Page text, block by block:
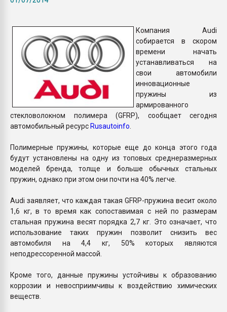
ПЕРЕЙТИ НА
Компания Audi
собирается в скором
времени начать
устанавливаться на
свои автомобили
инновационные
пружины из
армированного
стекловолокном полимера (GFRP), сообщает сегодня
автомобильный ресурсRusautoinfo
Полимерные пружины, которые еще до конца этого года
будут установлены на одну из топовых среднеразмерных
моделей бренда, толще и больше обычных стальных
пружин, однако при этом они почти на 40% легче.
Audi заявляет, что каждая такая GFRP-пружина весит около
1,6 кг, в то время как сопоставимая с ней по размерам
стальная пружина весят порядка 2,7 кг. Это означает, что
использование таких пружин позволит снизить вес
автомобиля на 4,4 кг, 50% которых являются
неподрессоренной массой.
Кроме того, данные пружины устойчивы к образованию
коррозии и невосприимчивы к воздействию химических
веществ.